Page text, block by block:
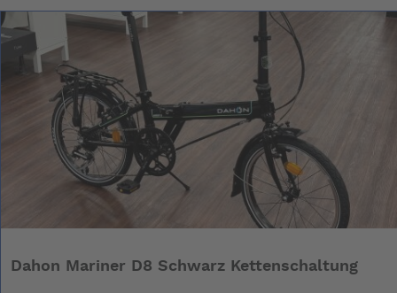
Dahon Mariner D8 Schwarz Kettenschaltung